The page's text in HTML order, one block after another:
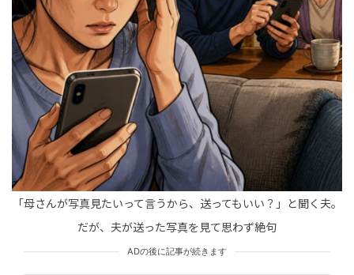
SNS BUZZ（SNSで話題）
PEOPLE
tend Editorial Team
「母さんが写真見たいって言うから、送ってもいい？」と聞く夫。
だが、夫が送った写真を見て思わず絶句
ADの後に記事が続きます